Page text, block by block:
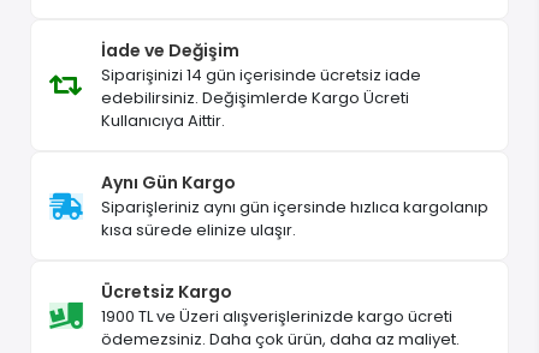
İade ve Değişim
Siparişinizi 14 gün içerisinde ücretsiz iade
edebilirsiniz. Değişimlerde Kargo Ücreti
Kullanıcıya Aittir.
Aynı Gün Kargo
Siparişleriniz aynı gün içersinde hızlıca kargolanıp
kısa sürede elinize ulaşır.
Ücretsiz Kargo
1900 TL ve Üzeri alışverişlerinizde kargo ücreti
ödemezsiniz. Daha çok ürün, daha az maliyet.